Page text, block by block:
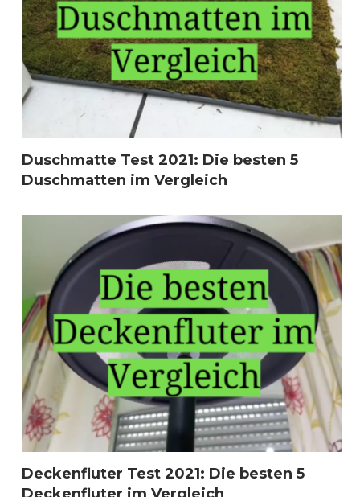
Duschmatte Test 2021: Die besten 5
Duschmatten im Vergleich
Deckenfluter Test 2021: Die besten 5